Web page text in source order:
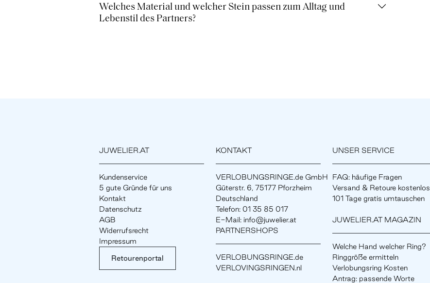
Welches Material und welcher Stein passen zum Alltag und
Lebenstil des Partners?
JUWELIER.AT
Kundenservice
5 gute Gründe für uns
Kontakt
Datenschutz
AGB
Widerrufsrecht
Impressum
Retourenportal
KONTAKT
VERLOBUNGSRINGE.de GmbH
Güterstr. 6, 75177 Pforzheim
Deutschland
Telefon: 01 35 85 017
E-Mail: info@juwelier.at
PARTNERSHOPS
VERLOBUNGSRINGE.de
VERLOVINGSRINGEN.nl
UNSER SERVICE
FAQ: häufige Fragen
Versand & Retoure kostenlos
101 Tage gratis umtauschen
JUWELIER.AT MAGAZIN
Welche Hand welcher Ring?
Ringgröße ermitteln
Verlobungsring Kosten
Antrag: passende Worte